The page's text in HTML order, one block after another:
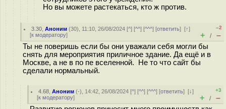
Но вы можете растекаться, кто ж против.
3.30 ,Аноним (30), 11:10, 26/08/2024 [^] [^^] [^^^] [ответить][↑]
[к модератору]
–2
+ / –
Ты не поверишь если бы они уважали себя могли бы
снять для мероприятия приличное здание. Да ещё и в
Москве, а не в по пе вселенной. Не то что сайт бы
сделали нормальный.
4.68 ,Аноним (-), 14:42, 26/08/2024 [^] [^^] [^^^] [ответить][↓]
[к модератору]
+3
+ / –